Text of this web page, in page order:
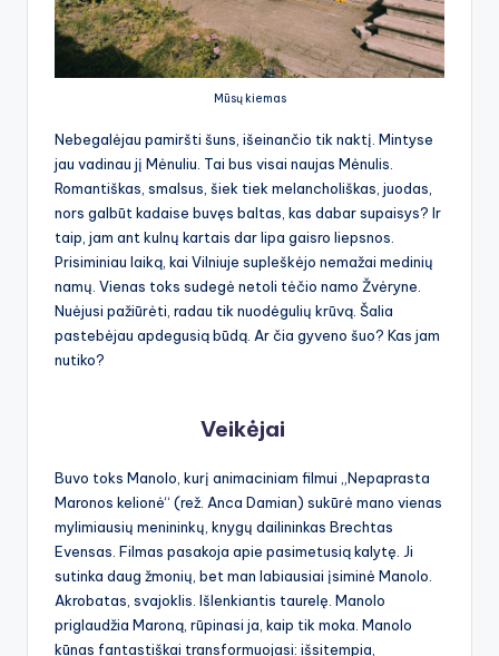
Mūsų kiemas
Nebegalėjau pamiršti šuns, išeinančio tik naktį. Mintyse
jau vadinau jį Mėnuliu. Tai bus visai naujas Mėnulis.
Romantiškas, smalsus, šiek tiek melancholiškas, juodas,
nors galbūt kadaise buvęs baltas, kas dabar supaisys? Ir
taip, jam ant kulnų kartais dar lipa gaisro liepsnos.
Prisiminiau laiką, kai Vilniuje supleškėjo nemažai medinių
namų. Vienas toks sudegė netoli tėčio namo Žvėryne.
Nuėjusi pažiūrėti, radau tik nuodėgulių krūvą. Šalia
pastebėjau apdegusią būdą. Ar čia gyveno šuo? Kas jam
nutiko?
Veikėjai
Buvo toks Manolo, kurį animaciniam filmui „Nepaprasta
Maronos kelionė“ (rež. Anca Damian) sukūrė mano vienas
mylimiausių menininkų, knygų dailininkas Brechtas
Evensas. Filmas pasakoja apie pasimetusią kalytę. Ji
sutinka daug žmonių, bet man labiausiai įsiminė Manolo.
Akrobatas, svajoklis. Išlenkiantis taurelę. Manolo
priglaudžia Maroną, rūpinasi ja, kaip tik moka. Manolo
kūnas fantastiškai transformuojasi: išsitempia,